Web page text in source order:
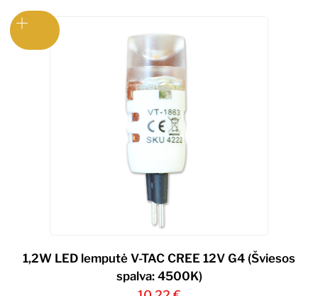
1,2W LED lemputė V-TAC CREE 12V G4 (Šviesos
spalva: 4500K)